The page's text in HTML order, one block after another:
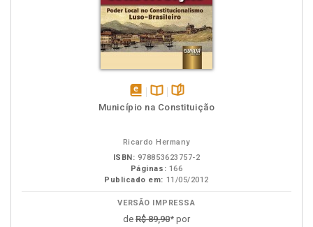
disponívelDisponível
páginas
Município na Constituição
Ricardo Hermany
ISBN: 978853623757-2
Páginas: 166
Publicado em: 11/05/2012
VERSÃO IMPRESSA
de R$ 89,90* por